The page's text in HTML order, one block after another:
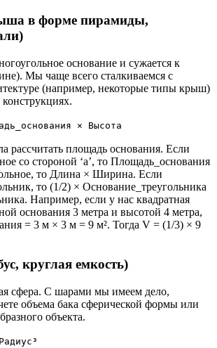
в форме пирамиды,
основание и сужается к
Мы чаще всего сталкиваемся с
(например, некоторые типы крыш)
× Высота
рассчитать площадь основания. Если
со стороной ‘a’, то Площадь_основания
то Длина × Ширина. Если
то (1/2) × Основание_треугольника
Например, если у нас квадратная
основания 3 метра и высотой 4 метра,
= 3 м × 3 м = 9 м². Тогда V = (1/3) × 9
круглая емкость)
сфера. С шарами мы имеем дело,
объема бака сферической формы или
объекта.